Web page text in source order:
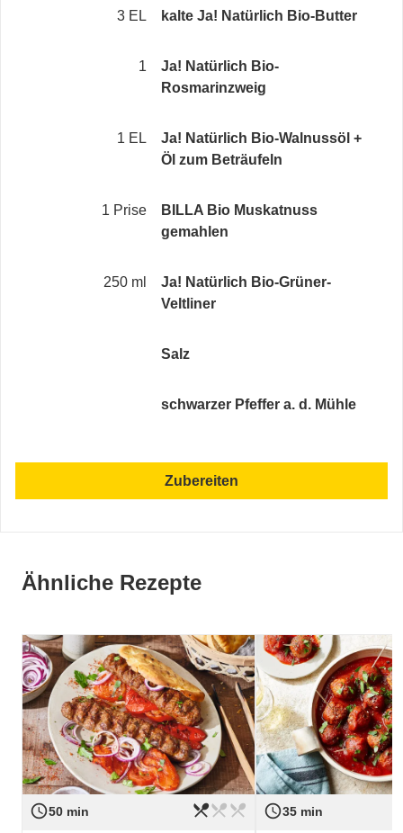
3 EL kalte Ja! Natürlich Bio-Butter
1
Ja! Natürlich Bio-
Rosmarinzweig
1 EL
Ja! Natürlich Bio-Walnussöl +
Öl zum Beträufeln
1 Prise
BILLA Bio Muskatnuss
gemahlen
250 ml
Ja! Natürlich Bio-Grüner-
Veltliner
Salz
schwarzer Pfeffer a. d. Mühle
Zubereiten
Ähnliche Rezepte
access_time50 min
Schwierigkeit leicht
restaurant_menurestaurant_menurestaurant_menu access_time35 min
Schwierigkeit